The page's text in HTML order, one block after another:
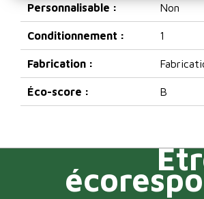
Personnalisable : Non
Conditionnement : 1
Fabrication :
Éco-score : B